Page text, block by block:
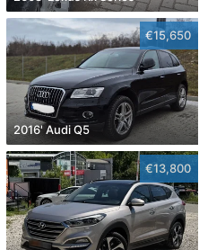
€15,650
2016' Audi Q5
€13,800